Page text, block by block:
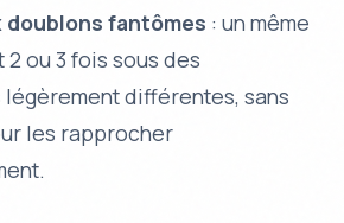
doublons fantômes : un même
ou 3 fois sous des
différentes, sans
les rapprocher